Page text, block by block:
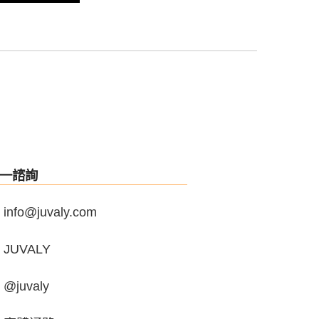
諮詢
info@juvaly.com
JUVALY
@juvaly